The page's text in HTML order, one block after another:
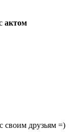
актом
своим друзьям =)